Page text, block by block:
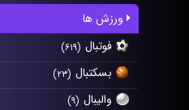
ورزش ها
فوتبال (۶۱۹)
بسکتبال (۲۳)
والیبال (۹)